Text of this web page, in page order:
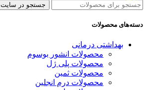
جستجو در سایت
دسته‌های محصولات
بهداشتی درمانی
محصولات انشور بوسوم
محصولات پلی ژل
محصولات ثمین
محصولات درم انجلین